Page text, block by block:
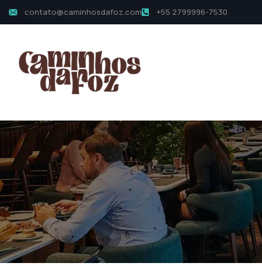
contato@caminhosdafoz.com +55 2799996-7530